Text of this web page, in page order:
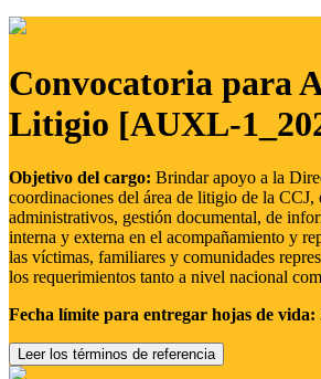
Convocatoria para
Litigio [AUXL-
Objetivo del cargo: Brindar apoyo a la
coordinaciones del área de litigio de la CCJ,
administrativos, gestión documental, de
interna y externa en el acompañamiento y
las víctimas, familiares y comunidades
los requerimientos tanto a nivel nacional
Fecha límite para entregar hojas de vida:
Leer los términos de referencia